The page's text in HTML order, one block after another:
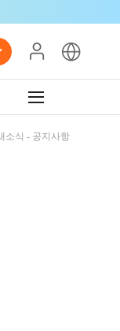
소식 - 공지사항